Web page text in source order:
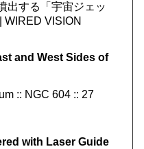
出する「宇宙ジェッ
WIRED VISION
and West Sides of
:: NGC 604 :: 27
with Laser Guide